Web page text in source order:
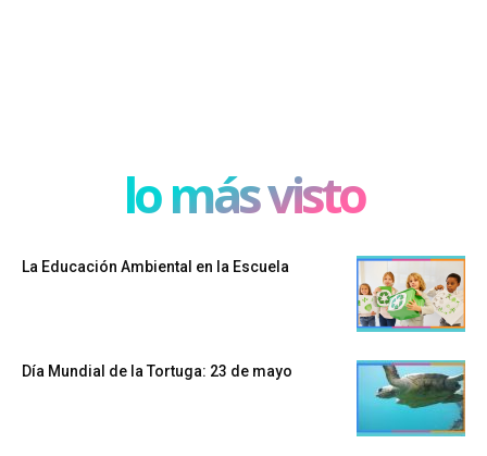
lo más visto
La Educación Ambiental en la Escuela
Día Mundial de la Tortuga: 23 de mayo